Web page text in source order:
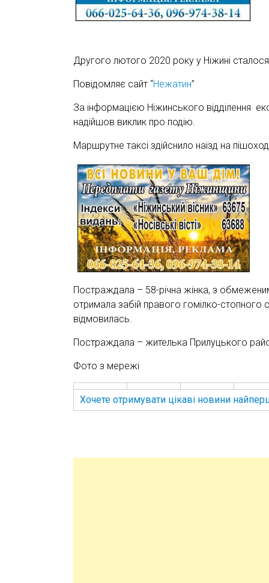
Другого лютого 2020 року у Ніжині
Повідомляє сайт “Нежатин”
За інформацією Ніжинського відділення
надійшов виклик про подію.
Маршрутне таксі здійснило наїзд на
Постраждала – 58-річна жінка, з
отримала забій правого гомілко-
відмовилась.
Постраждала – жителька Прилуцького
Фото з мережі
Хочете отримувати цікаві новини